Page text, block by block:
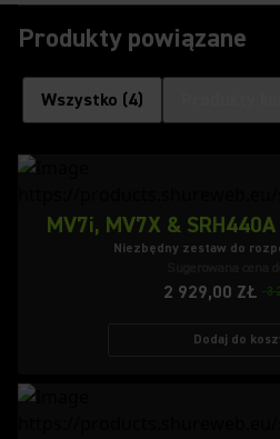
Produkty powiązane
Wszystko (4)
MV7i, MV7X &
Niezbędny zestaw do
2 929,00 ZŁ 3
Dodaj do